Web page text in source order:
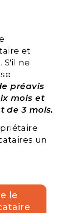
et
S'il ne
préavis
mois et
de 3 mois.
un
le